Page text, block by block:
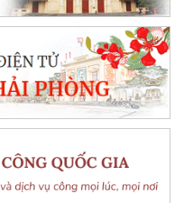
gia bảo vệ an ninh, trật tự